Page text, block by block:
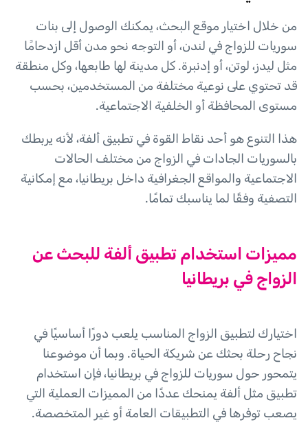
من خلال اختيار موقع البحث، يمكنك الوصول إلى بنات
سوريات للزواج في لندن، أو التوجه نحو مدن أقل ازدحامًا
مثل ليدز، لوتن، أو إدنبرة. كل مدينة لها طابعها، وكل منطقة
قد تحتوي على نوعية مختلفة من المستخدمين، بحسب
مستوى المحافظة أو الخلفية الاجتماعية.
هذا التنوع هو أحد نقاط القوة في تطبيق ألفة، لأنه يربطك
بالسوريات الجادات في الزواج من مختلف الحالات
الاجتماعية والمواقع الجغرافية داخل بريطانيا، مع إمكانية
التصفية وفقًا لما يناسبك تمامًا.
مميزات استخدام تطبيق ألفة للبحث عن
الزواج في بريطانيا
اختيارك لتطبيق الزواج المناسب يلعب دورًا أساسيًا في
نجاح رحلة بحثك عن شريكة الحياة. وبما أن موضوعنا
يتمحور حول سوريات للزواج في بريطانيا، فإن استخدام
تطبيق مثل ألفة يمنحك عددًا من المميزات العملية التي
يصعب توفرها في التطبيقات العامة أو غير المتخصصة.